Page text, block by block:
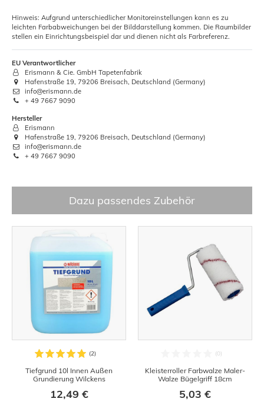
Hinweis: Aufgrund unterschiedlicher Monitoreinstellungen kann es zu
leichten Farbabweichungen bei der Bilddarstellung kommen. Die Raumbilder
stellen ein Einrichtungsbeispiel dar und dienen nicht als Farbreferenz.
EU Verantwortlicher
Erismann & Cie. GmbH Tapetenfabrik
Hafenstraße 19, 79206 Breisach, Deutschland (Germany)
info@erismann.de
+ 49 7667 9090
Hersteller
Erismann
Hafenstraße 19, 79206 Breisach, Deutschland (Germany)
info@erismann.de
+ 49 7667 9090
Dazu passendes Zubehör
Tiefgrund 10l Innen Außen
Grundierung Wilckens
12,49 €
Kleisterroller Farbwalze Maler-
Walze Bügelgriff 18cm
5,03 €